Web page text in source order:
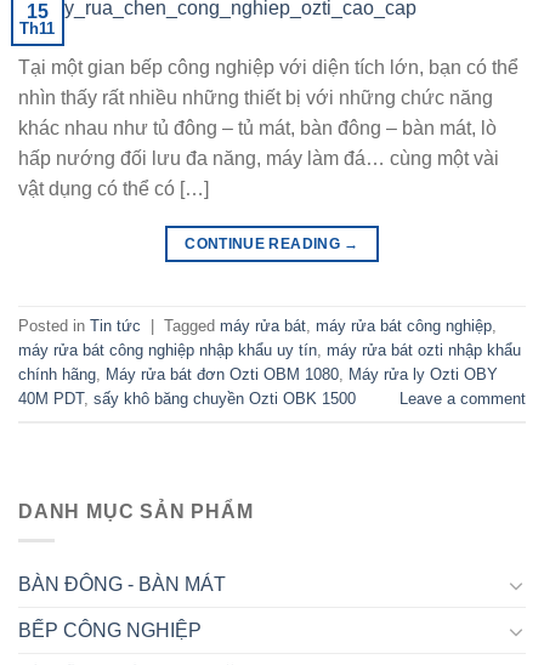
15
Th11
Tại một gian bếp công nghiệp với diện tích lớn, bạn có thể
nhìn thấy rất nhiều những thiết bị với những chức năng
khác nhau như tủ đông – tủ mát, bàn đông – bàn mát, lò
hấp nướng đối lưu đa năng, máy làm đá… cùng một vài
vật dụng có thể có […]
CONTINUE READING →
Posted in Tin tức Tagged máy rửa bát, máy rửa bát công nghiệp,
máy rửa bát công nghiệp nhập khẩu uy tín, máy rửa bát ozti nhập khẩu
chính hãng, Máy rửa bát đơn Ozti OBM 1080, Máy rửa ly Ozti OBY
40M PDT, sấy khô băng chuyền Ozti OBK 1500 Leave a comment
DANH MỤC SẢN PHẨM
BÀN ĐÔNG - BÀN MÁT
BẾP CÔNG NGHIỆP